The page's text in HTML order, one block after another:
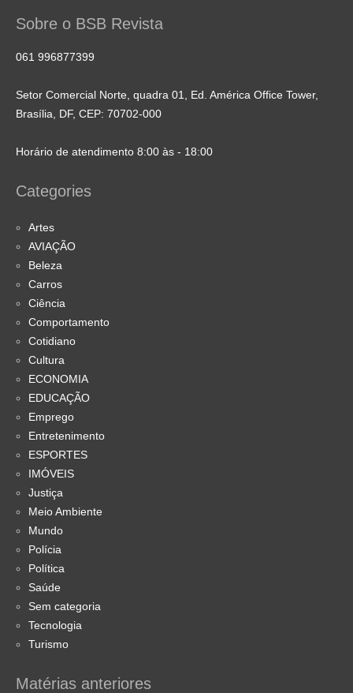
Sobre o BSB Revista
061 996877399
Setor Comercial Norte, quadra 01, Ed. América Office Tower,
Brasília, DF, CEP: 70702-000
Horário de atendimento 8:00 às - 18:00
Categories
Artes
AVIAÇÃO
Beleza
Carros
Ciência
Comportamento
Cotidiano
Cultura
ECONOMIA
EDUCAÇÃO
Emprego
Entretenimento
ESPORTES
IMÓVEIS
Justiça
Meio Ambiente
Mundo
Polícia
Política
Saúde
Sem categoria
Tecnologia
Turismo
Matérias anteriores